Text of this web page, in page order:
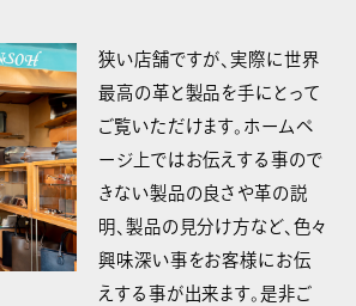
狭い店舗ですが、実際に世界
最高の革と製品を手にとって
ご覧いただけます。ホームペ
ージ上ではお伝えする事ので
きない製品の良さや革の説
明、製品の見分け方など、色々
興味深い事をお客様にお伝
えする事が出来ます。是非ご